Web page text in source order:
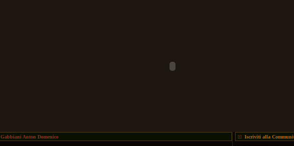
Gabbiani Anton Domenico Iscriviti alla